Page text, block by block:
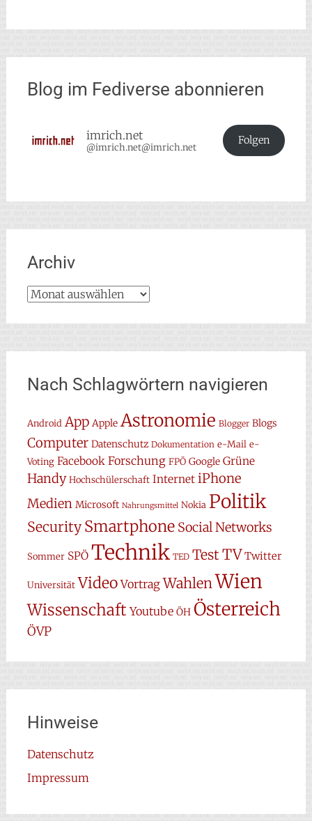
Blog im Fediverse abonnieren
imrich.net
@imrich.net@imrich.net
Folgen
Archiv
Archiv
Nach Schlagwörtern navigieren
Android App Apple Astronomie Blogger Blogs
Computer Datenschutz Dokumentation e-Mail e-
Voting Facebook Forschung FPÖ Google Grüne
Handy Hochschülerschaft Internet iPhone
Medien Microsoft Nahrungsmittel Nokia Politik
Security Smartphone Social Networks
Sommer SPÖ Technik TED Test TV Twitter
Universität Video Vortrag WahlenWien
Wissenschaft Youtube ÖH Österreich
ÖVP
Hinweise
Datenschutz
Impressum